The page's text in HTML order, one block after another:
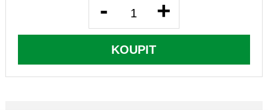
- +
KOUPIT